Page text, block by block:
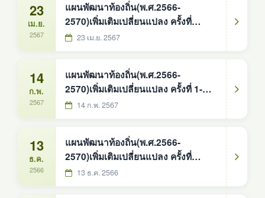
23
เม.ย.
2567
แผนพัฒนาท้องถิ่น(พ.ศ.2566-
2570)เพิ่มเติมเปลี่ยนแปลง ครั้งที่
2/2567
23 เม.ย. 2567
14
ก.พ.
2567
แผนพัฒนาท้องถิ่น(พ.ศ.2566-
2570)เพิ่มเติมเปลี่ยนแปลง ครั้งที่ 1-
256714 ก.พ. 2567
13
ธ.ค.
2566
แผนพัฒนาท้องถิ่น(พ.ศ.2566-
2570)เพิ่มเติมเปลี่ยนแปลง ครั้งที่
1/256613 ธ.ค. 2566